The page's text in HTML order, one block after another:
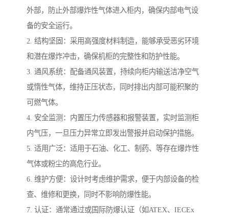
外部，防止外部爆炸性气体进入柜内，确保内部电气设
备的安全运行。
2. 结构坚固：采用高强度材料制造，能够承受恶劣环境
和潜在爆炸冲击，确保机柜的完整性和防护性能。
3. 通风系统：配备通风装置，持续向柜内输送洁净空气
或惰性气体，维持正压状态，同时排出内部可能积聚的
可燃气体。
4. 安全监测：内置压力传感器和报警装置，实时监测柜
内气压，一旦压力异常立即发出警报并启动保护措施。
5. 适用广泛：适用于石油、化工、制药、等存在爆炸性
气体或粉尘的高危行业。
6. 维护方便：设计时考虑维护需求，便于内部设备的检
查、维修和更换，同时不影响防爆性能。
7. 认证：通常通过或国际防爆认证（如ATEX、IECEx